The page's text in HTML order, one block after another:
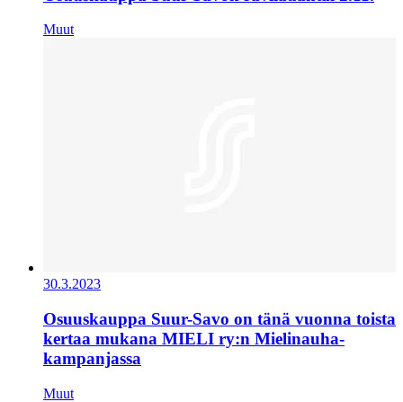
Muut
30.3.2023
Osuuskauppa Suur-Savo on tänä vuonna toista
kertaa mukana MIELI ry:n Mielinauha-
kampanjassa
Muut